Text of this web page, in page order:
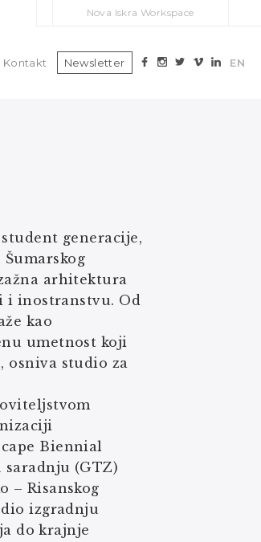
Nova Iskra Workspace
Kontakt Newsletter EN
generacije,
arhitektura
i inostranstvu. Od
kao
umetnost koji
osniva studio za
Biennial
saradnju (GTZ)
– Risanskog
izgradnju
do krajnje